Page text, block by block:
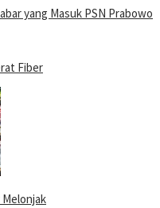
yang Masuk PSN Prabowo
Fiber